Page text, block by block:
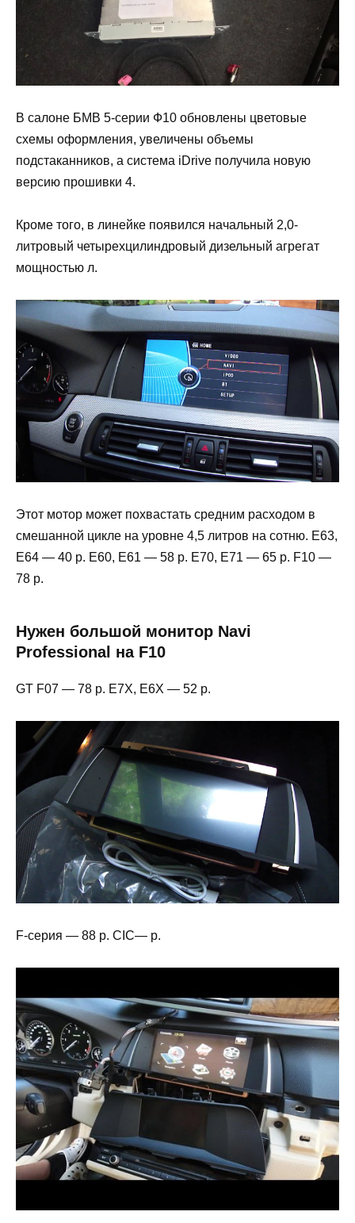
В салоне БМВ 5-серии Ф10 обновлены цветовые
схемы оформления, увеличены объемы
подстаканников, а система iDrive получила новую
версию прошивки 4.
Кроме того, в линейке появился начальный 2,0-
литровый четырехцилиндровый дизельный агрегат
мощностью л.
Этот мотор может похвастать средним расходом в
смешанной цикле на уровне 4,5 литров на сотню. E63,
E64 — 40 р. E60, E61 — 58 р. E70, E71 — 65 р. F10 —
78 р.
Нужен большой монитор Navi
Professional на F10
GT F07 — 78 р. Е7Х, Е6Х — 52 р.
F-серия — 88 р. CIC— р.